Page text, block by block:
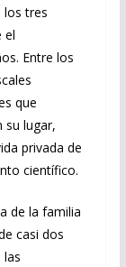
los tres
el
Entre los
que
su lugar,
privada de
científico.
de la familia
casi dos
las